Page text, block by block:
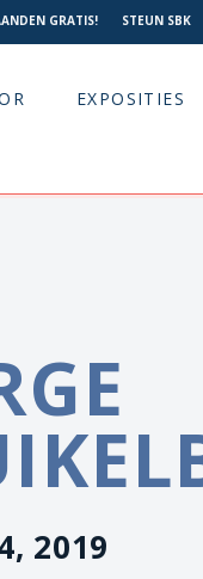
GRATIS! STEUN SBK
EXPOSITIES
2019